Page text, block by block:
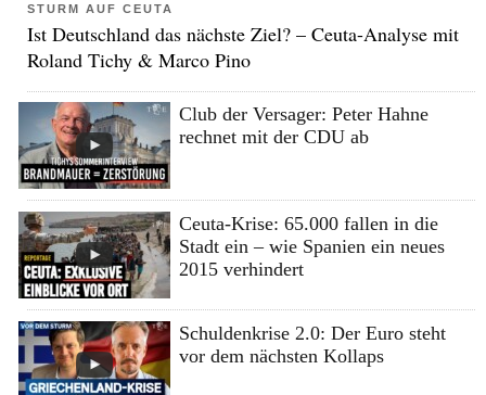
STURM AUF CEUTA
Ist Deutschland das nächste Ziel? – Ceuta-Analyse mit
Roland Tichy & Marco Pino
Club der Versager: Peter Hahne
rechnet mit der CDU ab
Ceuta-Krise: 65.000 fallen in die
Stadt ein – wie Spanien ein neues
2015 verhindert
Schuldenkrise 2.0: Der Euro steht
vor dem nächsten Kollaps